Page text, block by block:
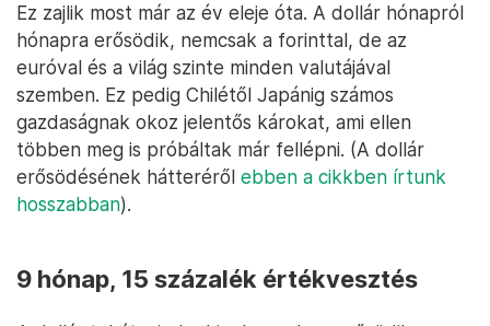
Ez zajlik most már az év eleje óta. A dollár hónapról
hónapra erősödik, nemcsak a forinttal, de az
euróval és a világ szinte minden valutájával
szemben. Ez pedig Chilétől Japánig számos
gazdaságnak okoz jelentős károkat, ami ellen
többen meg is próbáltak már fellépni. (A dollár
erősödésének hátteréről ebben a cikkben írtunk
hosszabban).
9 hónap, 15 százalék értékvesztés